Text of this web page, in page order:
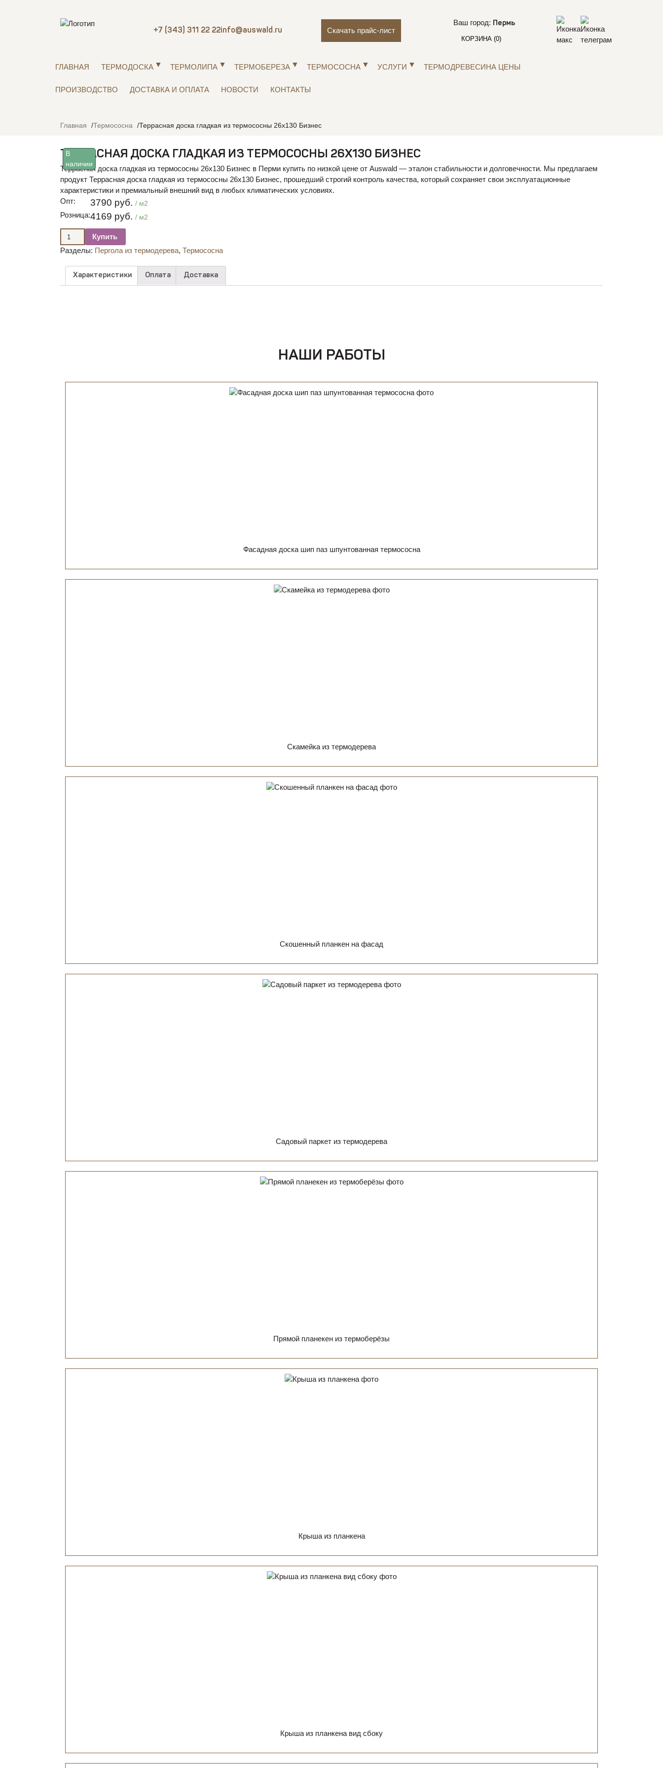
+7 (343) 311 22 22info@auswald.ru Скачать прайс-лист
Ваш город: Пермь
КОРЗИНА (0)
ГЛАВНАЯ ТЕРМОДОСКА ТЕРМОЛИПА ТЕРМОБЕРЕЗА ТЕРМОСОСНА УСЛУГИ ТЕРМОДРЕВЕСИНА ЦЕНЫ
ПРОИЗВОДСТВО ДОСТАВКА И ОПЛАТА НОВОСТИ КОНТАКТЫ
Главная Термососна Террасная доска гладкая из термососны 26х130 Бизнес
ТЕРРАСНАЯ ДОСКА ГЛАДКАЯ ИЗ ТЕРМОСОСНЫ 26Х130 БИЗНЕС
Террасная доска гладкая из термососны 26х130 Бизнес в Перми купить по низкой цене от Auswald — эталон стабильности и долговечности. Мы предлагаем
продукт Террасная доска гладкая из термососны 26х130 Бизнес, прошедший строгий контроль качества, который сохраняет свои эксплуатационные
характеристики и премиальный внешний вид в любых климатических условиях.
Опт:
3790 руб. / м2
Розница:4169 руб. / м2
Купить
Разделы: Пергола из термодерева, Термососна
В
наличии
Характеристики Оплата Доставка
НАШИ РАБОТЫ
Фасадная доска шип паз шпунтованная термососна
Скамейка из термодерева
Скошенный планкен на фасад
Садовый паркет из термодерева
Прямой планекен из термоберёзы
Крыша из планкена
Крыша из планкена вид сбоку